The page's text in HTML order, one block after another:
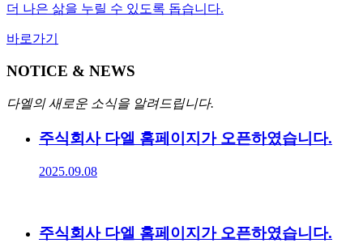
더 나은 삶을 누릴 수 있도록 돕습니다.
바로가기
NOTICE & NEWS
다엘의 새로운 소식을 알려드립니다.
주식회사 다엘 홈페이지가 오픈하였습니다.
2025.09.08
주식회사 다엘 홈페이지가 오픈하였습니다.